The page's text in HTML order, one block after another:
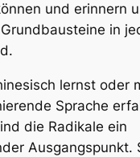
und erinnern
in
lernst oder
Sprache
die Radikale ein
Ausgangspunkt.